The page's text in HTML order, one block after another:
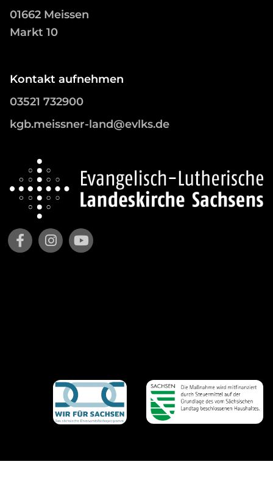
01662 Meissen
Markt 10
Kontakt aufnehmen
03521 732900
kgb.meissner-land@evlks.de